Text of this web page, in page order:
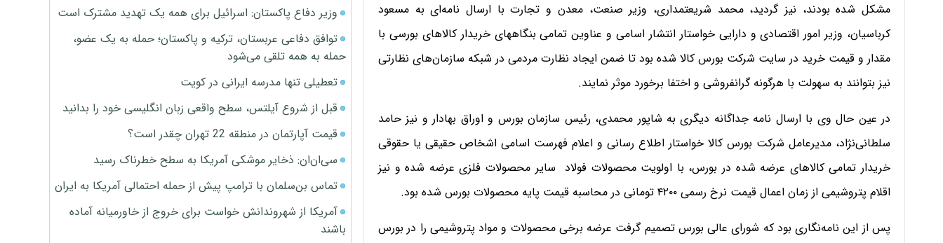
مشکل شده بودند، نیز گردید، محمد شریعتمداری، وزیر صنعت، معدن و تجارت با ارسال نامه‌ای به مسعود
کرباسیان، وزیر امور اقتصادی و دارایی خواستار انتشار اسامی و عناوین تمامی بنگاههای خریدار کالاهای بورسی با
مقدار و قیمت خرید در سایت شرکت بورس کالا شده بود تا ضمن ایجاد نظارت مردمی در شبکه سازمان‌های نظارتی
نیز بتوانند به سهولت با هرگونه گرانفروشی و اختفا برخورد موثر نمایند.
در عین حال وی با ارسال نامه جداگانه دیگری به شاپور محمدی، رئیس سازمان بورس و اوراق بهادار و نیز حامد
سلطانی‌نژاد، مدیرعامل شرکت بورس کالا خواستار اطلاع رسانی و اعلام فهرست اسامی اشخاص حقیقی یا حقوقی
خریدار تمامی کالاهای عرضه شده در بورس، با اولویت محصولات فولاد سایر محصولات فلزی عرضه شده و نیز
اقلام پتروشیمی از زمان اعمال قیمت نرخ رسمی ۴۲۰۰ تومانی در محاسبه قیمت پایه محصولات بورس شده بود.
پس از این نامه‌نگاری بود که شورای عالی بورس تصمیم گرفت عرضه برخی محصولات و مواد پتروشیمی را در بورس
وزیر دفاع پاکستان: اسرائیل برای همه یک تهدید مشترک است
توافق دفاعی عربستان، ترکیه و پاکستان؛ حمله به یک عضو،
حمله به همه تلقی می‌شود
تعطیلی تنها مدرسه ایرانی در کویت
قبل از شروع آیلتس، سطح واقعی زبان انگلیسی خود را بدانید
قیمت آپارتمان در منطقه 22 تهران چقدر است؟
سی‌ان‌ان: ذخایر موشکی آمریکا به سطح خطرناک رسید
تماس بن‌سلمان با ترامپ پیش از حمله احتمالی آمریکا به ایران
آمریکا از شهروندانش خواست برای خروج از خاورمیانه آماده
باشند